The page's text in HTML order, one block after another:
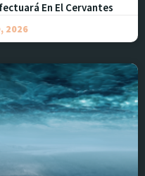
En El Cervantes
2026